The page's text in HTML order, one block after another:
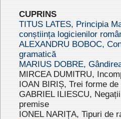
CUPRINS
TITUS LATES, Principia
conștiința logicienilor
ALEXANDRU BOBOC,
gramatică
MARIUS DOBRE,
MIRCEA DUMITRU,
IOAN BIRIȘ, Trei forme
GABRIEL ILIESCU,
premise
IONEL NARIȚA, Tipuri de